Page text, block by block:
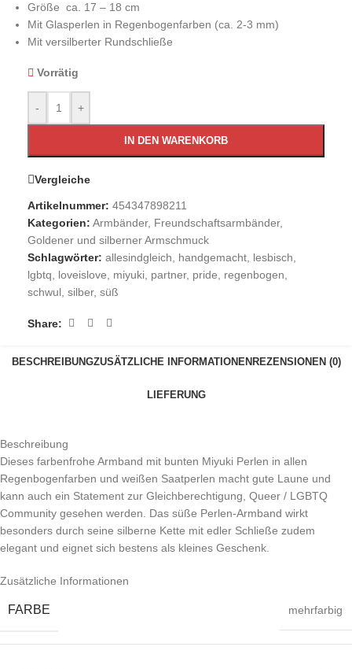
Größe ca. 17 – 18 cm
Mit Glasperlen in Regenbogenfarben (ca. 2-3 mm)
Mit versilberter Rundschließe
Vorrätig
- +
IN DEN WARENKORB
Vergleiche
Artikelnummer: 454347898211
Kategorien: Armbänder, Freundschaftsarmbänder,
Goldener und silberner Armschmuck
Schlagwörter: allesindgleich, handgemacht, lesbisch,
lgbtq, loveislove, miyuki, partner, pride, regenbogen,
schwul, silber, süß
Share:
BESCHREIBUNGZUSÄTZLICHE INFORMATIONEN REZENSIONEN (0)
LIEFERUNG
Beschreibung
Dieses farbenfrohe Armband mit bunten Miyuki Perlen in allen
Regenbogenfarben und weißen Saatperlen macht gute Laune und
kann auch ein Statement zur Gleichberechtigung, Queer / LGBTQ
Community gesehen werden. Das süße Perlen-Armband wirkt
besonders durch seine silberne Kette mit edler Schließe zudem
elegant und eignet sich bestens als kleines Geschenk.
Zusätzliche Informationen
FARBE mehrfarbig